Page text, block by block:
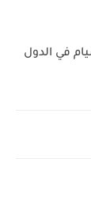
في الدول